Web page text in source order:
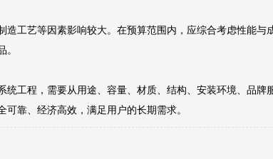
造工艺等因素影响较大。在预算范围内，应综合考虑性能
统工程，需要从用途、容量、材质、结构、安装环境、品
靠、经济高效，满足用户的长期需求。